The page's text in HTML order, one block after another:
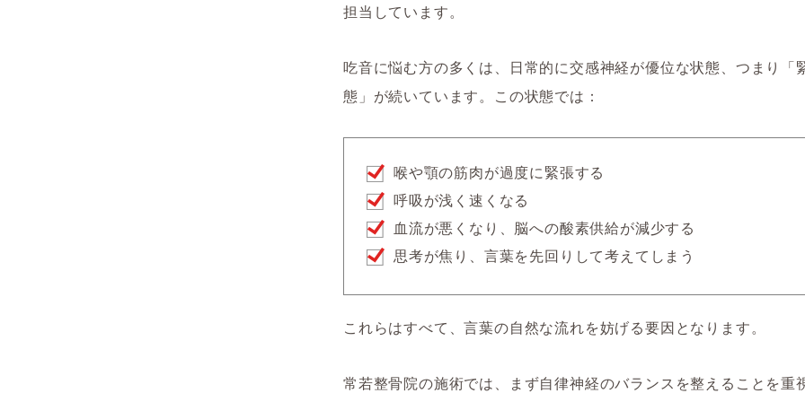
担当しています。
吃音に悩む方の多くは、日常的に交感神経が優位な状態、つまり「
態」が続いています。この状態では：
喉や顎の筋肉が過度に緊張する
呼吸が浅く速くなる
血流が悪くなり、脳への酸素供給が減少する
思考が焦り、言葉を先回りして考えてしまう
これらはすべて、言葉の自然な流れを妨げる要因となります。
常若整骨院の施術では、まず自律神経のバランスを整えることを重